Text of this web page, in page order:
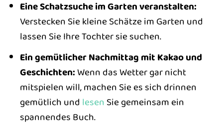
Eine Schatzsuche im Garten veranstalten:
Verstecken Sie kleine Schätze im Garten und
lassen Sie Ihre Tochter sie suchen.
Ein gemütlicher Nachmittag mit Kakao und
Geschichten:Wenn das Wetter gar nicht
mitspielen will, machen Sie es sich drinnen
gemütlich und lesen Sie gemeinsam ein
spannendes Buch.